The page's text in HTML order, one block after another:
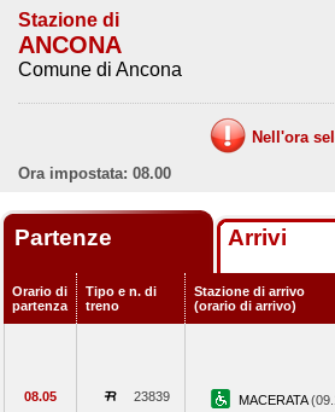
Stazione di
ANCONA
Comune di Ancona
Nell'ora
Ora impostata: 08.00
Partenze Arrivi
Orario di
partenza
Tipo e n. di
treno
Stazione di arrivo
(orario di arrivo)
08.05 23839 MACERATA